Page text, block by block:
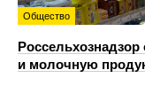
Общество
и молочную